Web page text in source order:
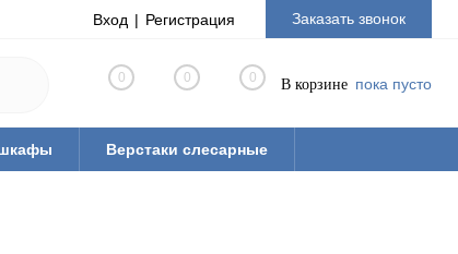
Вход Регистрация Заказать звонок
0 0 0 В корзине пока пусто
Верстаки слесарные